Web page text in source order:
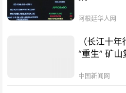
阿根廷华人网
（长江十
“重生” 矿山
中国新闻网